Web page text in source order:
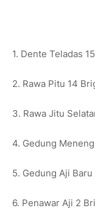
1.⁠ ⁠Dente Teladas
2.⁠ ⁠Rawa Pitu 14
3.⁠ ⁠Rawa Jitu
4.⁠ ⁠Gedung
5.⁠ ⁠Gedung Aji
6.⁠ ⁠Penawar Aji 2